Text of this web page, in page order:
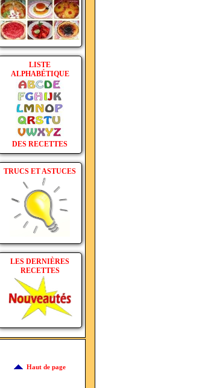
LISTE
ALPHABÉTIQUE
DES RECETTES
TRUCS ET ASTUCES
LES DERNIÈRES
RECETTES
Haut de page